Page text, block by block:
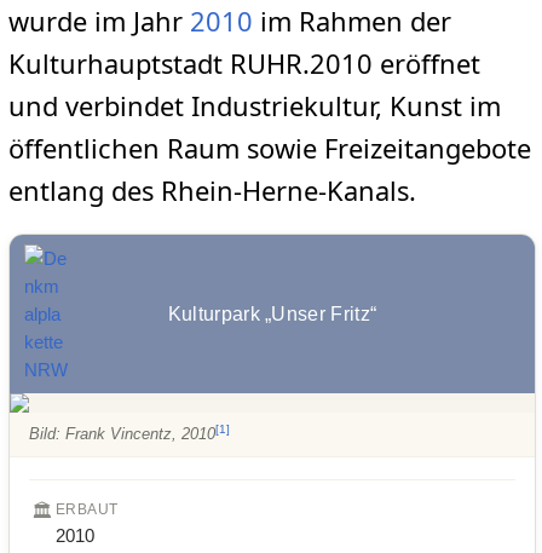
wurde im Jahr 2010 im Rahmen der
Kulturhauptstadt RUHR.2010 eröffnet
und verbindet Industriekultur, Kunst im
öffentlichen Raum sowie Freizeitangebote
entlang des Rhein-Herne-Kanals.
Kulturpark „Unser Fritz“
Bild: Frank Vincentz, 2010[1]
🏛️ ERBAUT
2010